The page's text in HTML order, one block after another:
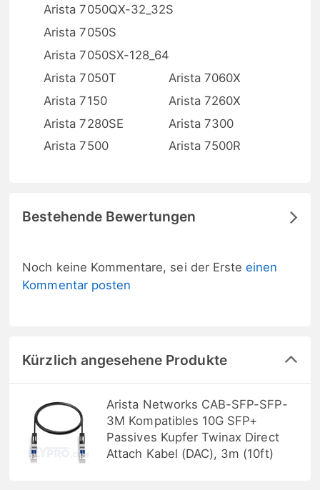
Arista 7050QX-32_32S
Arista 7050S
Arista 7050SX-128_64
Arista 7050T
Arista 7060X
Arista 7150
Arista 7260X
Arista 7280SE
Arista 7300
Arista 7500
Arista 7500R
Bestehende Bewertungen
Noch keine Kommentare, sei der Ersteeinen
Kommentar posten
Kürzlich angesehene Produkte
Arista Networks CAB-SFP-SFP-
3M Kompatibles 10G SFP+
Passives Kupfer Twinax Direct
Attach Kabel (DAC), 3m (10ft)